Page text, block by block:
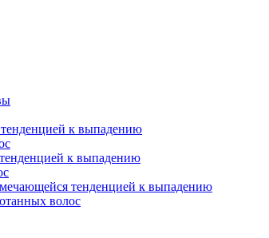
к выпадению
к выпадению
тенденцией к выпадению
волос